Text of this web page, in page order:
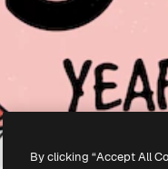
By clicking “Accept All